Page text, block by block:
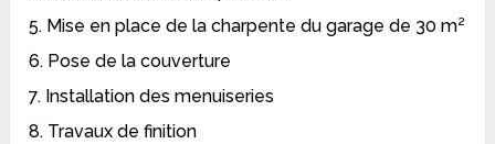
5. Mise en place de la charpente du garage de 30 m²
6. Pose de la couverture
7. Installation des menuiseries
8. Travaux de finition